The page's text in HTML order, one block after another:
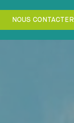
NOUS CONTACTER